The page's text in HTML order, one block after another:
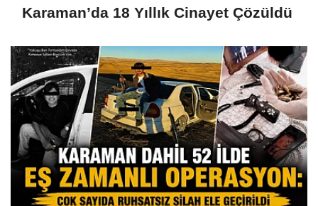
Karaman’da 18 Yıllık Cinayet Çözüldü